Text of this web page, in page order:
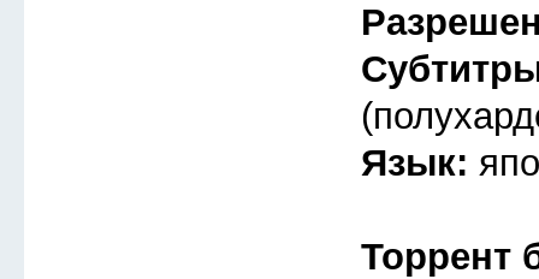
Язык:
Торрент